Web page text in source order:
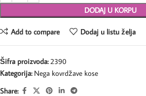
DODAJ U KORPU
Add to compare Dodaj u listu želja
Šifra proizvoda:2390
Kategorija: Nega kovrdžave kose
Share: